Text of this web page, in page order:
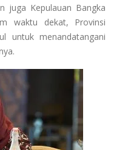
juga Kepulauan Bangka
waktu dekat, Provinsi
untuk menandatangani